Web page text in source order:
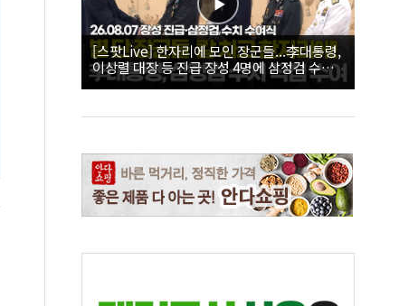
[스팟Live] 한자리에 모인 장군들...李대통령,
이상렬 대장 등 진급 장성 4명에 삼정검 수치
직접 수여｜26.08.07 장성 진급·삼정검 수치